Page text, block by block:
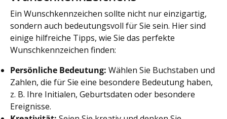
Ein Wunschkennzeichen sollte nicht nur einzigartig,
sondern auch bedeutungsvoll für Sie sein. Hier sind
einige hilfreiche Tipps, wie Sie das perfekte
Wunschkennzeichen finden:
Persönliche Bedeutung: Wählen Sie Buchstaben und
Zahlen, die für Sie eine besondere Bedeutung haben,
z. B. Ihre Initialen, Geburtsdaten oder besondere
Ereignisse.